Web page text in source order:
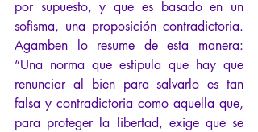
por supuesto, y que es basado en un
sofisma, una proposición contradictoria.
Agamben lo resume de esta manera:
“Una norma que estipula que hay que
renunciar al bien para salvarlo es tan
falsa y contradictoria como aquella que,
para proteger la libertad, exige que se